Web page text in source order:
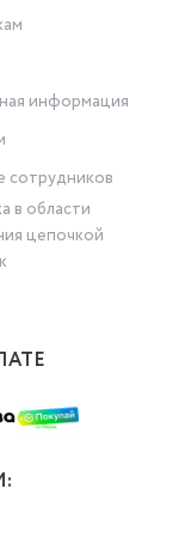
информация
сотрудников
в области
цепочкой